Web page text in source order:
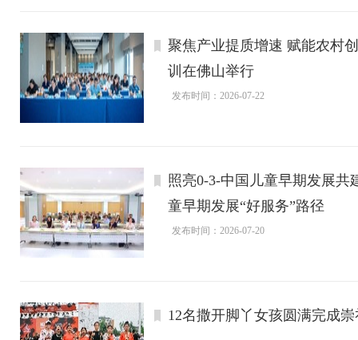
聚焦产业提质增速 赋能农村
训在佛山举行
发布时间：2026-07-22
照亮0-3-中国儿童早期发展
童早期发展“好服务”路径
发布时间：2026-07-20
12名撒开脚丫女孩圆满完成